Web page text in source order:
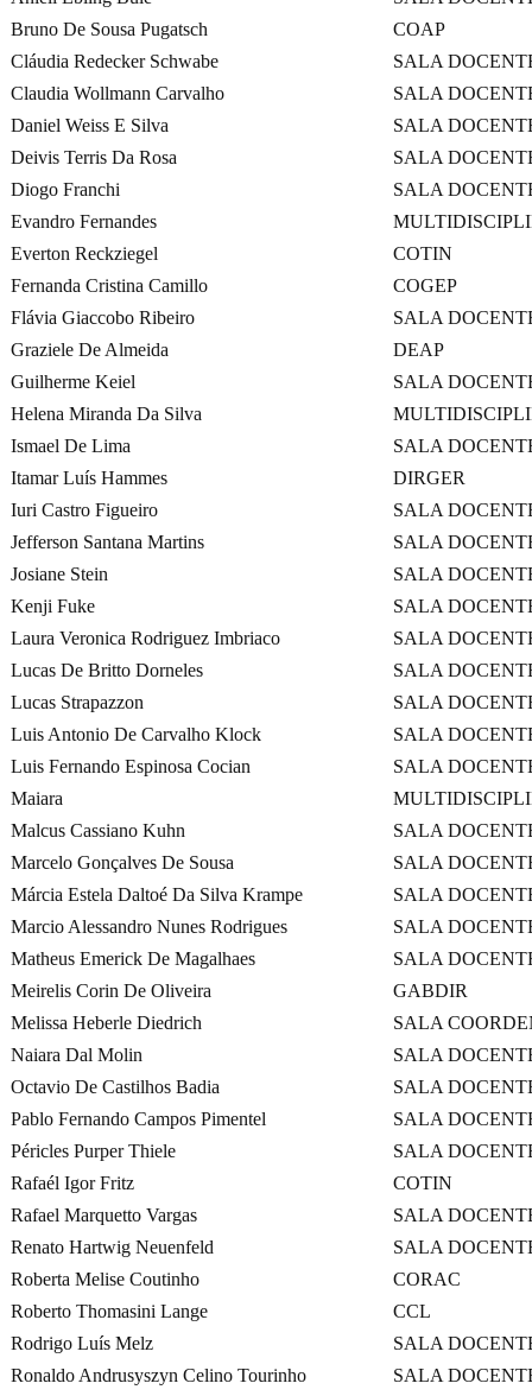
Bruno De Sousa Pugatsch
COAP
Cláudia Redecker Schwabe
SALA
Claudia Wollmann Carvalho
SALA
Daniel Weiss E Silva
SALA
Deivis Terris Da Rosa
SALA
Diogo Franchi
SALA
Evandro Fernandes
Everton Reckziegel
COTIN
Fernanda Cristina Camillo
COGEP
Flávia Giaccobo Ribeiro
SALA
Graziele De Almeida
DEAP
Guilherme Keiel
SALA
Helena Miranda Da Silva
Ismael De Lima
SALA
Itamar Luís Hammes
DIRGER
Iuri Castro Figueiro
SALA
Jefferson Santana Martins
SALA
Josiane Stein
SALA
Kenji Fuke
SALA
Laura Veronica Rodriguez Imbriaco
SALA
Lucas De Britto Dorneles
SALA
Lucas Strapazzon
SALA
Luis Antonio De Carvalho Klock
SALA
Luis Fernando Espinosa Cocian
SALA
Maiara
Malcus Cassiano Kuhn
SALA
Marcelo Gonçalves De Sousa
SALA
Márcia Estela Daltoé Da Silva Krampe
SALA
Marcio Alessandro Nunes Rodrigues
SALA
Matheus Emerick De Magalhaes
SALA
Meirelis Corin De Oliveira
GABDIR
Melissa Heberle Diedrich
SALA
Naiara Dal Molin
SALA
Octavio De Castilhos Badia
SALA
Pablo Fernando Campos Pimentel
SALA
Péricles Purper Thiele
SALA
Rafaél Igor Fritz
COTIN
Rafael Marquetto Vargas
SALA
Renato Hartwig Neuenfeld
SALA
Roberta Melise Coutinho
CORAC
Roberto Thomasini Lange
CCL
Rodrigo Luís Melz
SALA
Ronaldo Andrusyszyn Celino Tourinho
SALA